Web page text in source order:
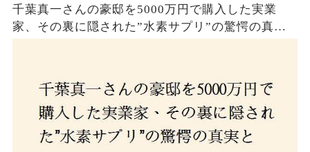
千葉真一さんの豪邸を5000万円で購入した実業
家、その裏に隠された”水素サプリ”の驚愕の真実